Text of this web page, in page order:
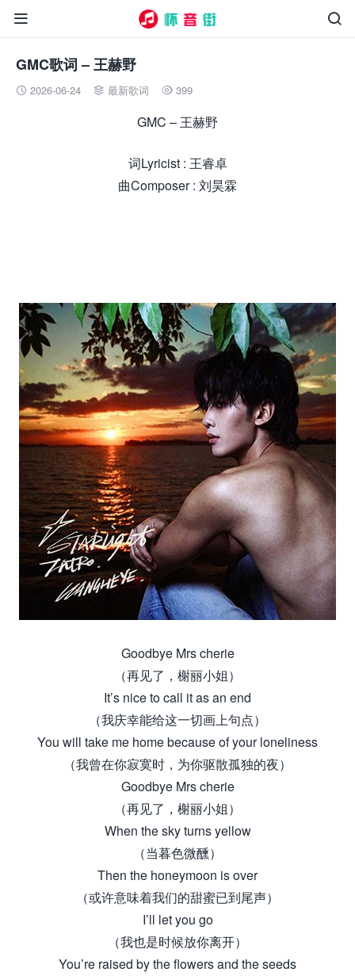


GMC歌词 – 王赫野
 2026-06-24  最新歌词  399
GMC – 王赫野
词Lyricist : 王睿卓
曲Composer : 刘昊霖
Goodbye Mrs cherie
（再见了，榭丽小姐）
It’s nice to call it as an end
（我庆幸能给这一切画上句点）
You will take me home because of your loneliness
（我曾在你寂寞时，为你驱散孤独的夜）
Goodbye Mrs cherie
（再见了，榭丽小姐）
When the sky turns yellow
（当暮色微醺）
Then the honeymoon is over
（或许意味着我们的甜蜜已到尾声）
I’ll let you go
（我也是时候放你离开）
You’re raised by the flowers and the seeds